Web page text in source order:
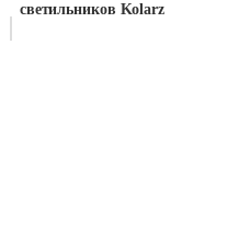
светильников Kolarz